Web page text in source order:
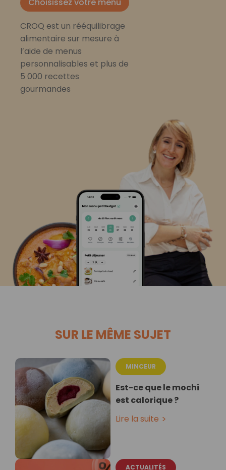
Choisissez votre menu
CROQ est un rééquilibrage
alimentaire sur mesure à
l’aide de menus
personnalisables et plus de
5 000 recettes
gourmandes
SUR LE MÊME SUJET
MINCEUR
Est-ce que le mochi
est calorique ?
Lire la suite
ACTUALITÉS